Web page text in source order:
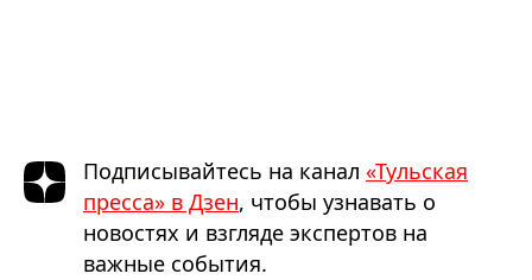
Подписывайтесь на канал «Тульская
пресса» в Дзен, чтобы узнавать о
новостях и взгляде экспертов на
важные события.